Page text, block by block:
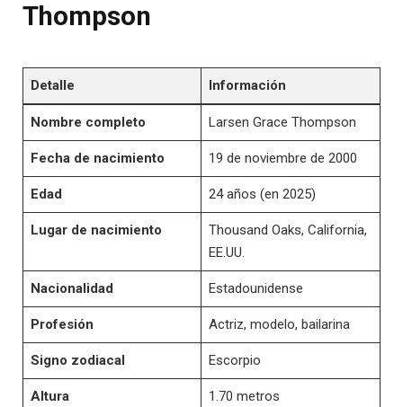
Thompson
Detalle Información
Nombre completo Larsen Grace Thompson
Fecha de nacimiento 19 de noviembre de 2000
Edad 24 años (en 2025)
Lugar de nacimiento
Thousand Oaks, California,
EE.UU.
Nacionalidad Estadounidense
Profesión Actriz, modelo, bailarina
Signo zodiacal Escorpio
Altura 1.70 metros